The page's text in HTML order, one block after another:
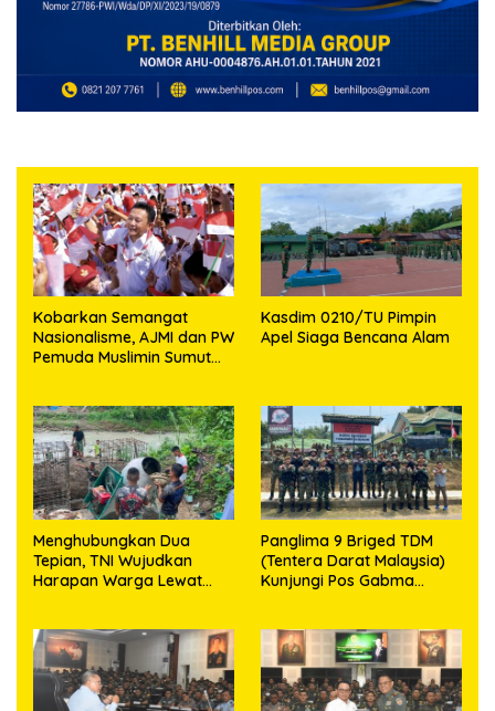
Kobarkan Semangat
Nasionalisme, AJMI dan PW
Pemuda Muslimin Sumut
Kasdim 0210/TU Pimpin
Apel Siaga Bencana Alam
Menghubungkan Dua
Tepian, TNI Wujudkan
Harapan Warga Lewat
Panglima 9 Briged TDM
(Tentera Darat Malaysia)
Kunjungi Pos Gabma
TDM